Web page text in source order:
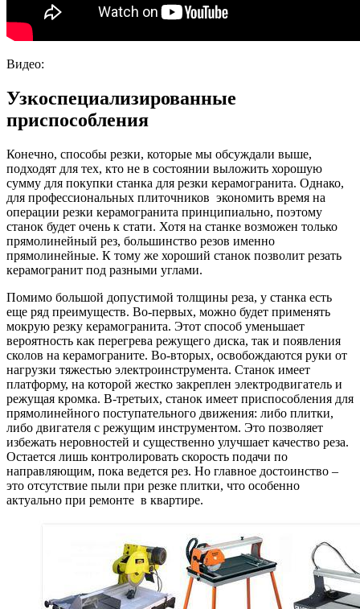
Видео:
Узкоспециализированные
приспособления
Конечно, способы резки, которые мы обсуждали выше,
подходят для тех, кто не в состоянии выложить хорошую
сумму для покупки станка для резки керамогранита. Однако,
для профессиональных плиточников экономить время на
операции резки керамогранита принципиально, поэтому
станок будет очень к стати. Хотя на станке возможен только
прямолинейный рез, большинство резов именно
прямолинейные. К тому же хороший станок позволит резать
керамогранит под разными углами.
Помимо большой допустимой толщины реза, у станка есть
еще ряд преимуществ. Во-первых, можно будет применять
мокрую резку керамогранита. Этот способ уменьшает
вероятность как перегрева режущего диска, так и появления
сколов на керамограните. Во-вторых, освобождаются руки от
нагрузки тяжестью электроинструмента. Станок имеет
платформу, на которой жестко закреплен электродвигатель и
режущая кромка. В-третьих, станок имеет приспособления для
прямолинейного поступательного движения: либо плитки,
либо двигателя с режущим инструментом. Это позволяет
избежать неровностей и существенно улучшает качество реза.
Остается лишь контролировать скорость подачи по
направляющим, пока ведется рез. Но главное достоинство –
это отсутствие пыли при резке плитки, что особенно
актуально при ремонте в квартире.